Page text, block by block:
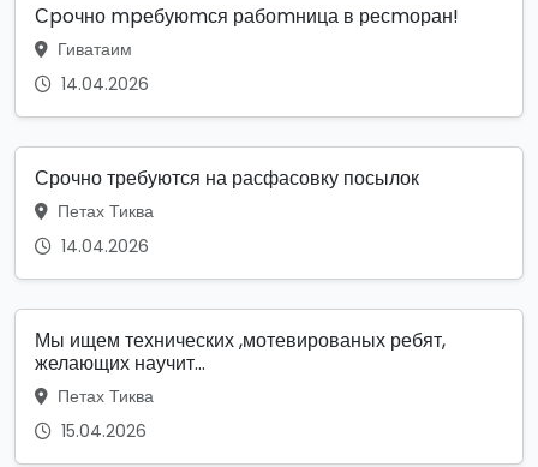
Сpoчно mpебуюmся рабоmница в ресmоран!
Гиватаим
14.04.2026
Срочно требуются на расфасовку посылок
Петах Тиква
14.04.2026
Мы ищем технических ,мотевированых ребят,
желающих научит...
Петах Тиква
15.04.2026